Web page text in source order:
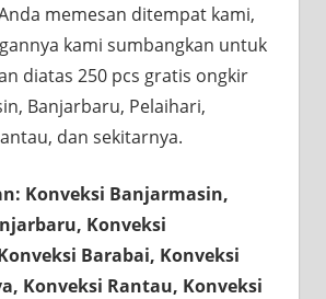
memesan ditempat kami,
kami sumbangkan untuk
diatas 250 pcs gratis ongkir
Banjarbaru, Pelaihari,
dan sekitarnya.
Konveksi Banjarmasin,
Konveksi
Barabai, Konveksi
Konveksi Rantau, Konveksi